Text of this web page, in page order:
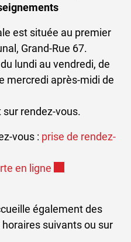
est située au premier
Grand-Rue 67.
lundi au vendredi, de
mercredi après-midi de
rendez-vous.
vous : prise de rendez-
en ligne
également des
suivants ou sur